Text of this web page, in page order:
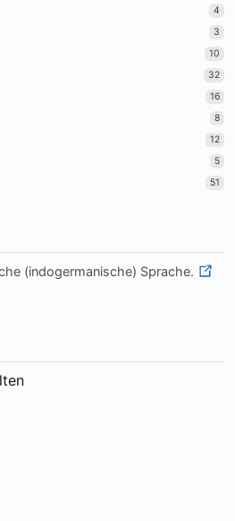
4
3
10
32
16
8
12
5
51
(in­do­ger­ma­ni­sche) Spra­che.